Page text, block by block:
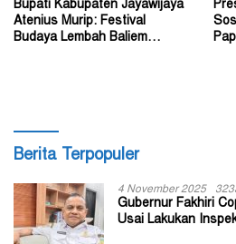
Bupati Kabupaten Jayawijaya
Atenius Murip: Festival
Budaya Lembah Baliem
Berita Terpopuler
4 November 2025
Gubernur Fakhiri
Usai Lakukan